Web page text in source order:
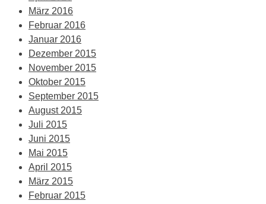
März 2016
Februar 2016
Januar 2016
Dezember 2015
November 2015
Oktober 2015
September 2015
August 2015
Juli 2015
Juni 2015
Mai 2015
April 2015
März 2015
Februar 2015